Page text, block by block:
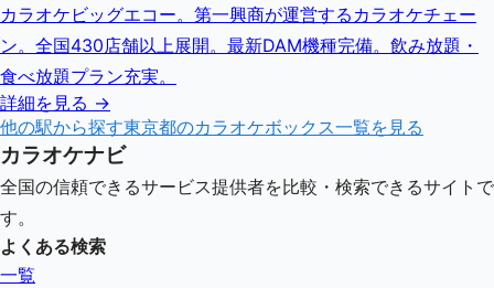
カラオケビッグエコー。第一興商が運営するカラオケチェー
ン。全国430店舗以上展開。最新DAM機種完備。飲み放題・
食べ放題プラン充実。
詳細を見る →
他の駅から探す東京都のカラオケボックス一覧を見る
カラオケナビ
全国の信頼できるサービス提供者を比較・検索できるサイトで
す。
よくある検索
一覧